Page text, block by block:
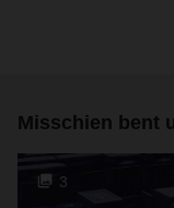
Misschien bent
3